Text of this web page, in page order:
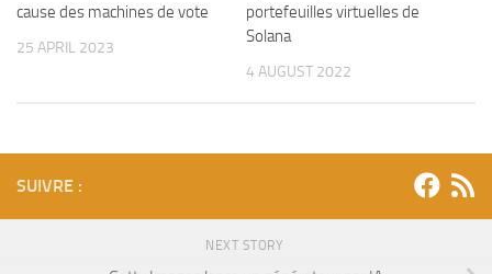
cause des machines de vote
25 APRIL 2023
portefeuilles virtuelles de
Solana
4 AUGUST 2022
SUIVRE :
NEXT STORY